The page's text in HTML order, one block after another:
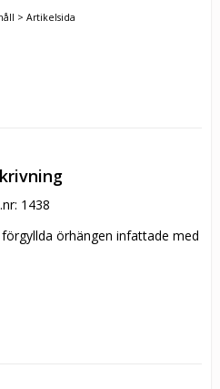
> Artikelsida
1438
örhängen infattade med